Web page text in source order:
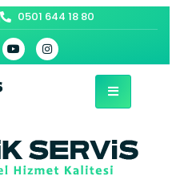
0501 644 18 80